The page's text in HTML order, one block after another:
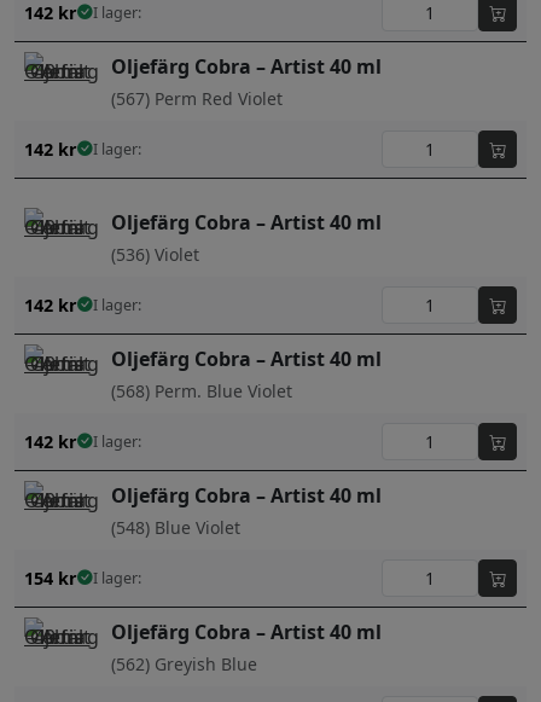
142 kr I lager:
Oljefärg Cobra – Artist 40 ml
(567) Perm Red Violet
142 kr I lager:
Oljefärg Cobra – Artist 40 ml
(536) Violet
142 kr I lager:
Oljefärg Cobra – Artist 40 ml
(568) Perm. Blue Violet
142 kr I lager:
Oljefärg Cobra – Artist 40 ml
(548) Blue Violet
154 kr I lager:
Oljefärg Cobra – Artist 40 ml
(562) Greyish Blue